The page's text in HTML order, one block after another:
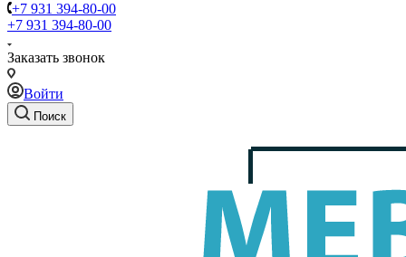
+7 931 394-80-00
+7 931 394-80-00
Заказать звонок
Войти
Поиск